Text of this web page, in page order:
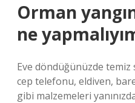
Orman
ne
Eve döndüğünüzde temiz
cep telefonu, eldiven,
gibi malzemeleri